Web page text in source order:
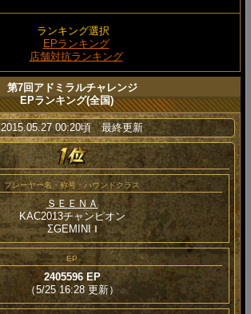
ランキング選択
EPランキング
店舗対抗ランキング
第7回アドミラルチャレンジ
EPランキング(全国)
2015.05.27 00:20頃 最終更新
プレーヤー名・称号・ハウンドクラス
ＳＥＥＮＡ
KAC2013チャンピオン
ΣGEMINI Ⅰ
EP
2405596 EP
（5/25 16:28 更新）